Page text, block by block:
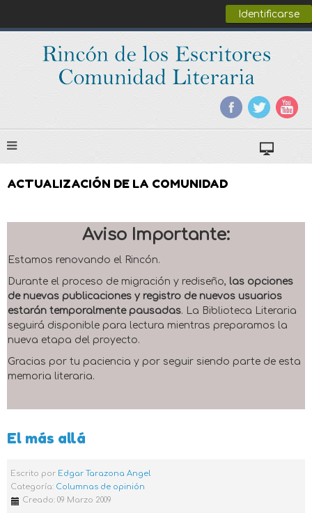
Identificarse
ACTUALIZACIÓN DE LA COMUNIDAD
Aviso Importante:
Estamos renovando el Rincón.
Durante el proceso de migración y rediseño, las opciones
de nuevas publicaciones y registro de nuevos usuarios
estarán temporalmente pausadas. La Biblioteca Literaria
seguirá disponible para lectura mientras preparamos la
nueva etapa del proyecto.
Gracias por tu paciencia y por seguir siendo parte de esta
memoria literaria.
El más allá
Escrito por Edgar Tarazona Angel
Categoría: Columnas de opinión
Creado: 09 Marzo 2009